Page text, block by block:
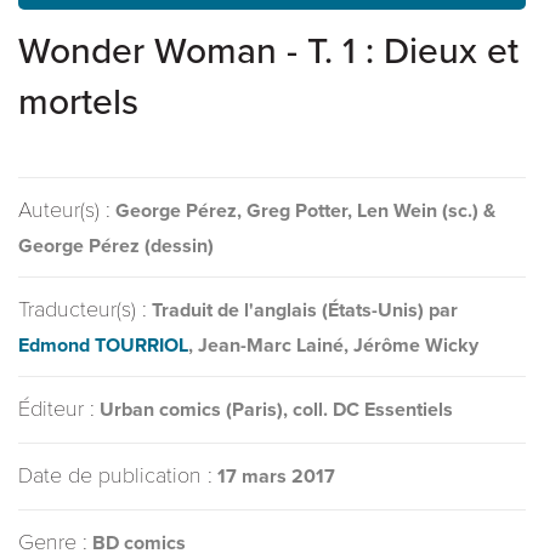
Wonder Woman - T. 1 : Dieux et
mortels
Auteur(s) : George Pérez, Greg Potter, Len Wein (sc.) &
George Pérez (dessin)
Traducteur(s) : Traduit de l'anglais (États-Unis) par
Edmond TOURRIOL, Jean-Marc Lainé, Jérôme Wicky
Éditeur : Urban comics (Paris), coll. DC Essentiels
Date de publication : 17 mars 2017
Genre : BD comics